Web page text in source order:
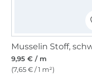
Musselin Stoff,
9,95 € / m
(7,65 € / 1 m²)